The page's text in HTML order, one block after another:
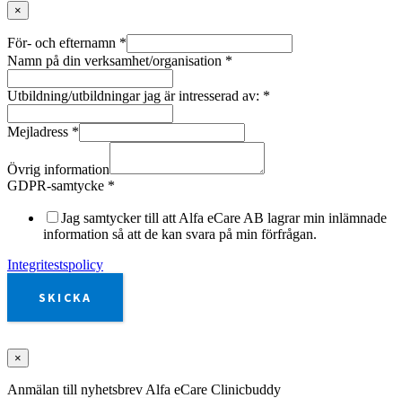
×
För- och efternamn *
Namn på din verksamhet/organisation *
Utbildning/utbildningar jag är intresserad av: *
Mejladress *
Övrig information
GDPR-samtycke *
Jag samtycker till att Alfa eCare AB lagrar min inlämnade
information så att de kan svara på min förfrågan.
Integritestspolicy
SKICKA
×
Anmälan till nyhetsbrev Alfa eCare Clinicbuddy